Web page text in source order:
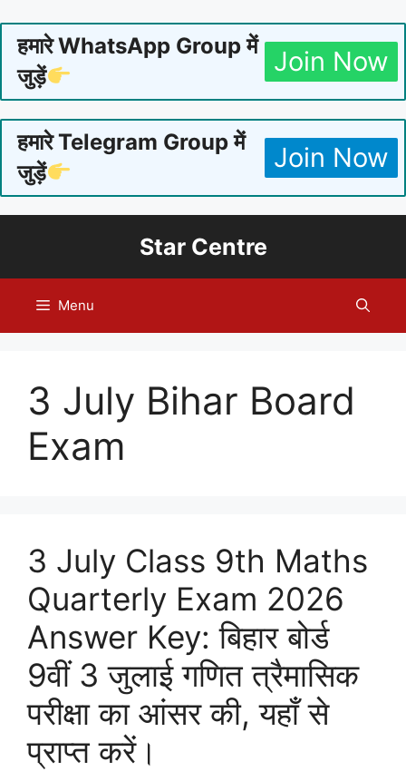
हमारे WhatsApp Group में
जुड़ें
Join Now
हमारे Telegram Group में
जुड़ें
Join Now
Star Centre
Menu
3 July Bihar Board
Exam
3 July Class 9th Maths
Quarterly Exam 2026
Answer Key: बिहार बोर्ड
9वीं 3 जुलाई गणित त्रैमासिक
परीक्षा का आंसर की, यहाँ से
प्राप्त करें।